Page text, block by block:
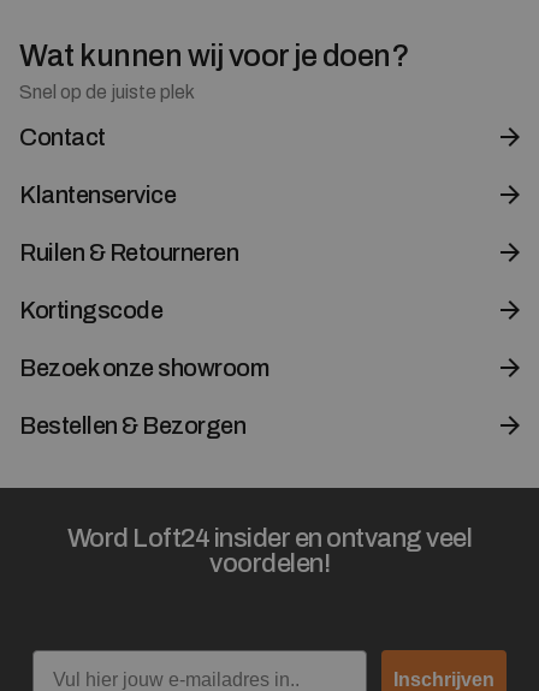
Wat kunnen wij voor je doen?
Snel op de juiste plek
Contact
Klantenservice
Ruilen & Retourneren
Kortingscode
Bezoek onze showroom
Bestellen & Bezorgen
Word Loft24 insider en ontvang veel
voordelen!
Email
Inschrijven